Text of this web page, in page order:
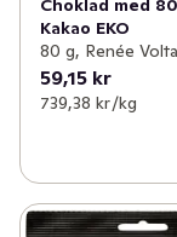
Choklad med
Kakao EKO
80 g, Renée
59,15 kr
739,38 kr /kg